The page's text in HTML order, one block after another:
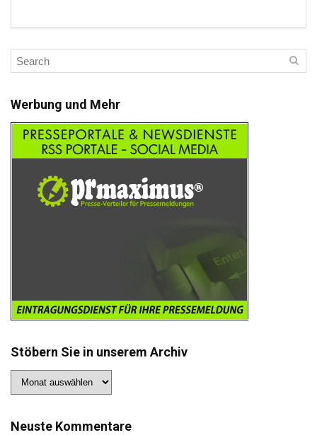
Werbung und Mehr
Stöbern Sie in unserem Archiv
Sie
Archiv
Neuste Kommentare